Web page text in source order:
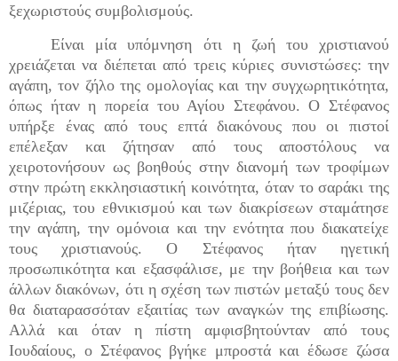
ξεχωριστούς συμβολισμούς.
Είναι μία υπόμνηση ότι η ζωή του χριστιανού
χρειάζεται να διέπεται από τρεις κύριες συνιστώσες: την
αγάπη, τον ζήλο της ομολογίας και την συγχωρητικότητα,
όπως ήταν η πορεία του Αγίου Στεφάνου. Ο Στέφανος
υπήρξε ένας από τους επτά διακόνους που οι πιστοί
επέλεξαν και ζήτησαν από τους αποστόλους να
χειροτονήσουν ως βοηθούς στην διανομή των τροφίμων
στην πρώτη εκκλησιαστική κοινότητα, όταν το σαράκι της
μιζέριας, του εθνικισμού και των διακρίσεων σταμάτησε
την αγάπη, την ομόνοια και την ενότητα που διακατείχε
τους χριστιανούς. Ο Στέφανος ήταν ηγετική
προσωπικότητα και εξασφάλισε, με την βοήθεια και των
άλλων διακόνων, ότι η σχέση των πιστών μεταξύ τους δεν
θα διαταρασσόταν εξαιτίας των αναγκών της επιβίωσης.
Αλλά και όταν η πίστη αμφισβητούνταν από τους
Ιουδαίους, ο Στέφανος βγήκε μπροστά και έδωσε ζώσα